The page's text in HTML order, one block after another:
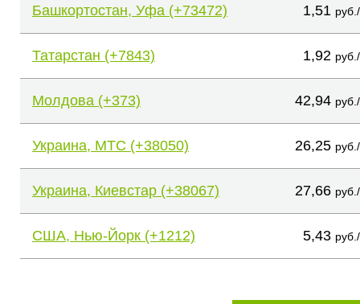
Башкортостан, Уфа (+73472) 1,51
Татарстан (+7843) 1,92
Молдова (+373) 42,94
Украина, МТС (+38050) 26,25
Украина, Киевстар (+38067) 27,66
США, Нью-Йорк (+1212) 5,43